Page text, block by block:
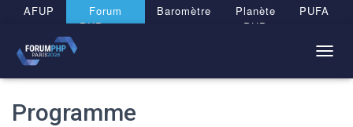
AFUP
Forum
PHP 2026
Baromètre
Planète
PHP
PUFA
O
Programme
Panneau de gestion des cookies